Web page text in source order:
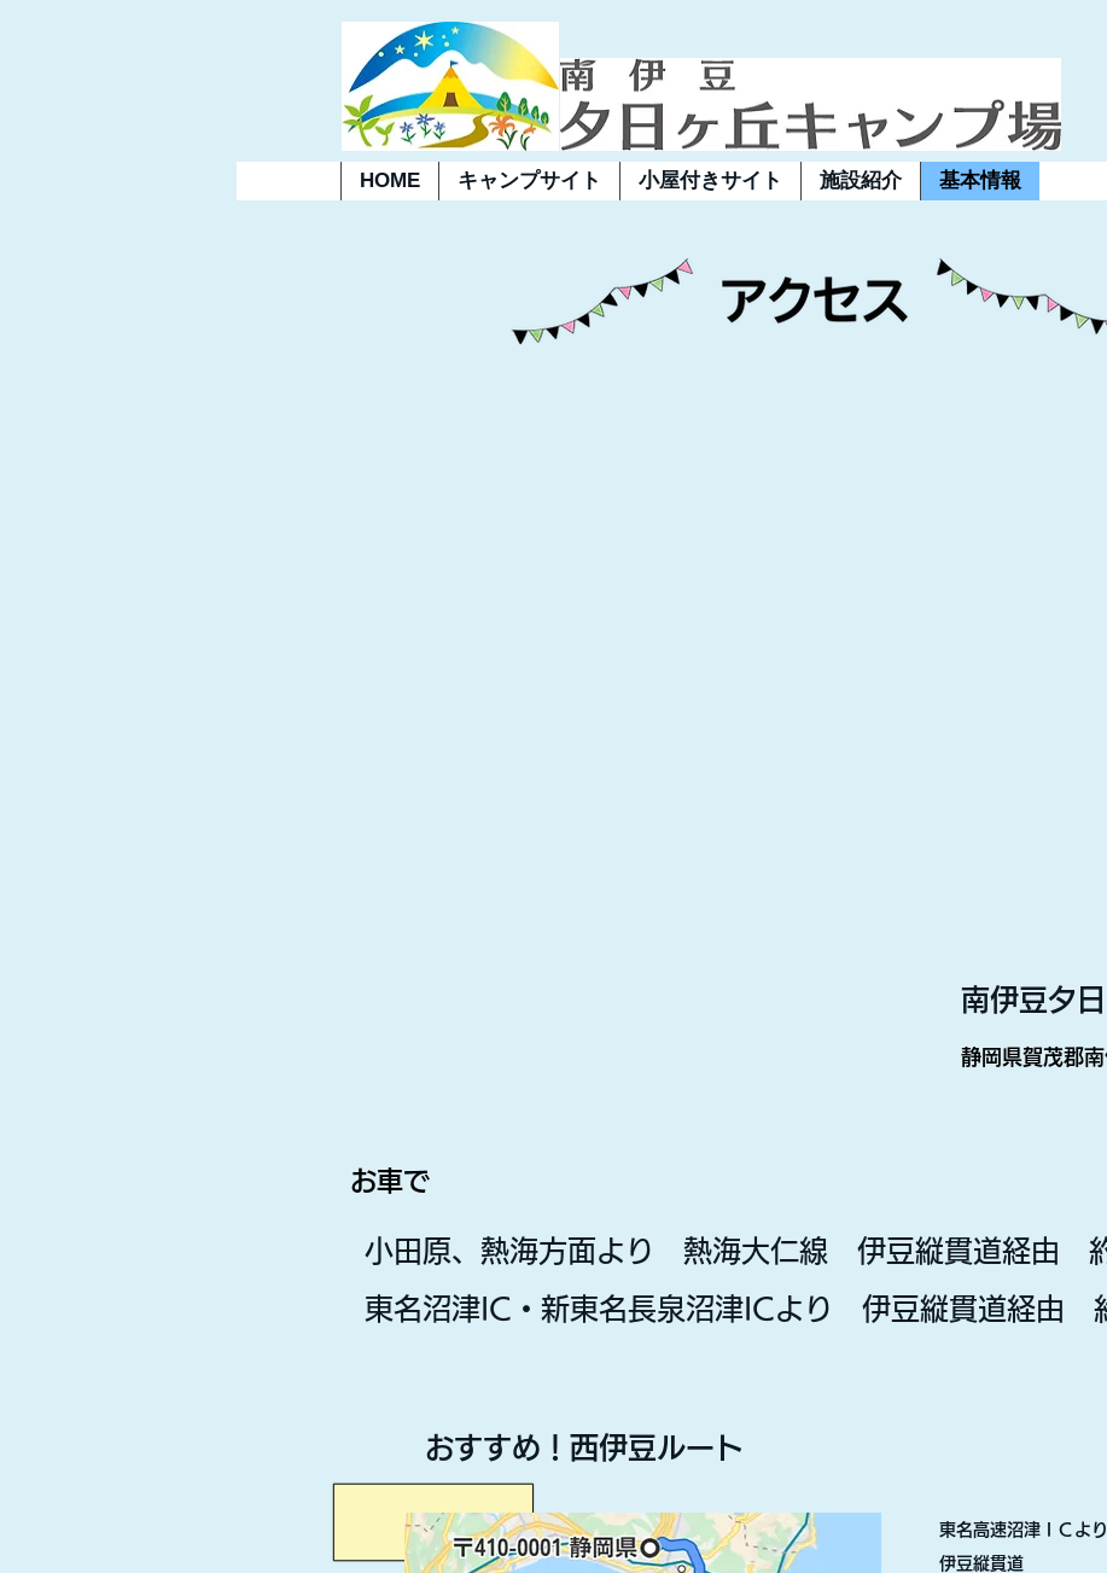
HOME キャンプサイト 小屋付きサイト 施設紹介 基本情報
南伊豆夕
静岡県賀茂郡
お車で
小田原、熱海方面より 熱海大仁線 伊豆縦貫道経由
東名沼津IC・新東名長泉沼津ICより 伊豆縦貫道経由
おすすめ！西伊豆ルート
東名高速沼津ＩＣより
伊豆縦貫道